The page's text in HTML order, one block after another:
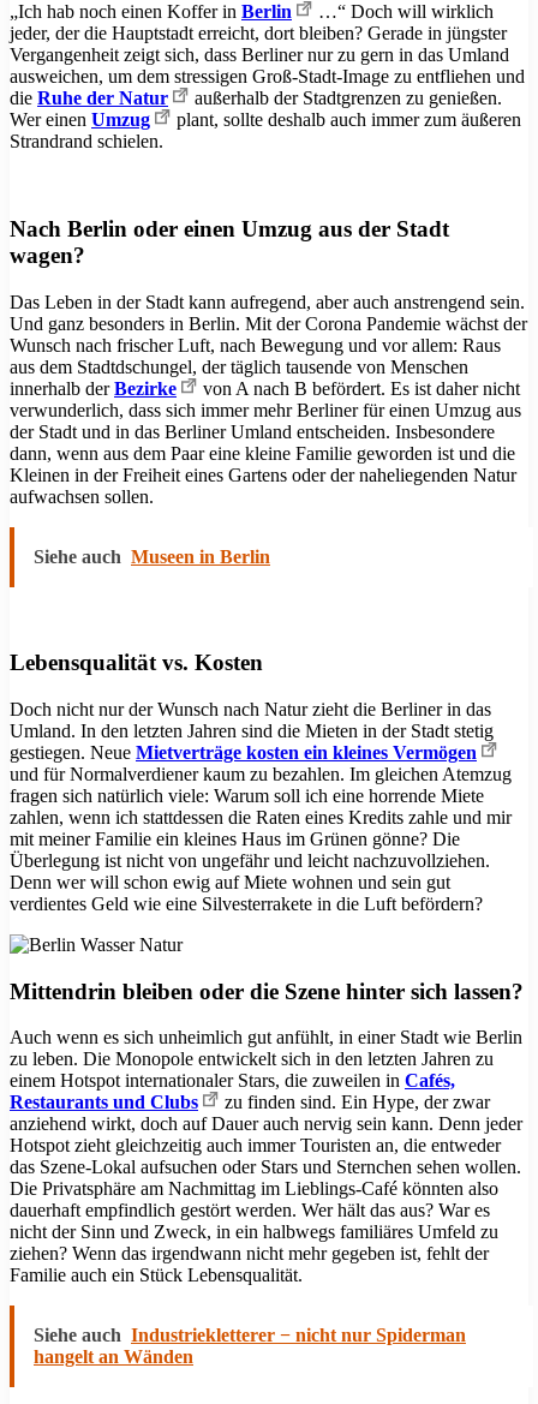
„Ich hab noch einen Koffer in Berlin
…“ Doch will wirklich
jeder, der die Hauptstadt erreicht, dort bleiben? Gerade in jüngster
Vergangenheit zeigt sich, dass Berliner nur zu gern in das Umland
ausweichen, um dem stressigen Groß-Stadt-Image zu entfliehen und
die Ruhe der Natur
außerhalb der Stadtgrenzen zu genießen.
Wer einen Umzug
plant, sollte deshalb auch immer zum äußeren
Strandrand schielen.
Nach Berlin oder einen Umzug aus der Stadt
wagen?
Das Leben in der Stadt kann aufregend, aber auch anstrengend sein.
Und ganz besonders in Berlin. Mit der Corona Pandemie wächst der
Wunsch nach frischer Luft, nach Bewegung und vor allem: Raus
aus dem Stadtdschungel, der täglich tausende von Menschen
innerhalb derBezirke
von A nach B befördert. Es ist daher nicht
verwunderlich, dass sich immer mehr Berliner für einen Umzug aus
der Stadt und in das Berliner Umland entscheiden. Insbesondere
dann, wenn aus dem Paar eine kleine Familie geworden ist und die
Kleinen in der Freiheit eines Gartens oder der naheliegenden Natur
aufwachsen sollen.
Siehe auch Museen in Berlin
Lebensqualität vs. Kosten
Doch nicht nur der Wunsch nach Natur zieht die Berliner in das
Umland. In den letzten Jahren sind die Mieten in der Stadt stetig
gestiegen. Neue Mietverträge kosten ein kleines Vermögen
und für Normalverdiener kaum zu bezahlen. Im gleichen Atemzug
fragen sich natürlich viele: Warum soll ich eine horrende Miete
zahlen, wenn ich stattdessen die Raten eines Kredits zahle und mir
mit meiner Familie ein kleines Haus im Grünen gönne? Die
Überlegung ist nicht von ungefähr und leicht nachzuvollziehen.
Denn wer will schon ewig auf Miete wohnen und sein gut
verdientes Geld wie eine Silvesterrakete in die Luft befördern?
Mittendrin bleiben oder die Szene hinter sich lassen?
Auch wenn es sich unheimlich gut anfühlt, in einer Stadt wie Berlin
zu leben. Die Monopole entwickelt sich in den letzten Jahren zu
einem Hotspot internationaler Stars, die zuweilen in Cafés,
Restaurants und Clubs
zu finden sind. Ein Hype, der zwar
anziehend wirkt, doch auf Dauer auch nervig sein kann. Denn jeder
Hotspot zieht gleichzeitig auch immer Touristen an, die entweder
das Szene-Lokal aufsuchen oder Stars und Sternchen sehen wollen.
Die Privatsphäre am Nachmittag im Lieblings-Café könnten also
dauerhaft empfindlich gestört werden. Wer hält das aus? War es
nicht der Sinn und Zweck, in ein halbwegs familiäres Umfeld zu
ziehen? Wenn das irgendwann nicht mehr gegeben ist, fehlt der
Familie auch ein Stück Lebensqualität.
Siehe auch Industriekletterer − nicht nur Spiderman
hangelt an Wänden